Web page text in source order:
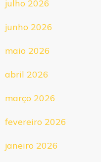
julho 2026
junho 2026
maio 2026
abril 2026
março 2026
fevereiro 2026
janeiro 2026